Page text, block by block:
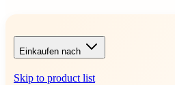
Einkaufen nach
Skip to product list